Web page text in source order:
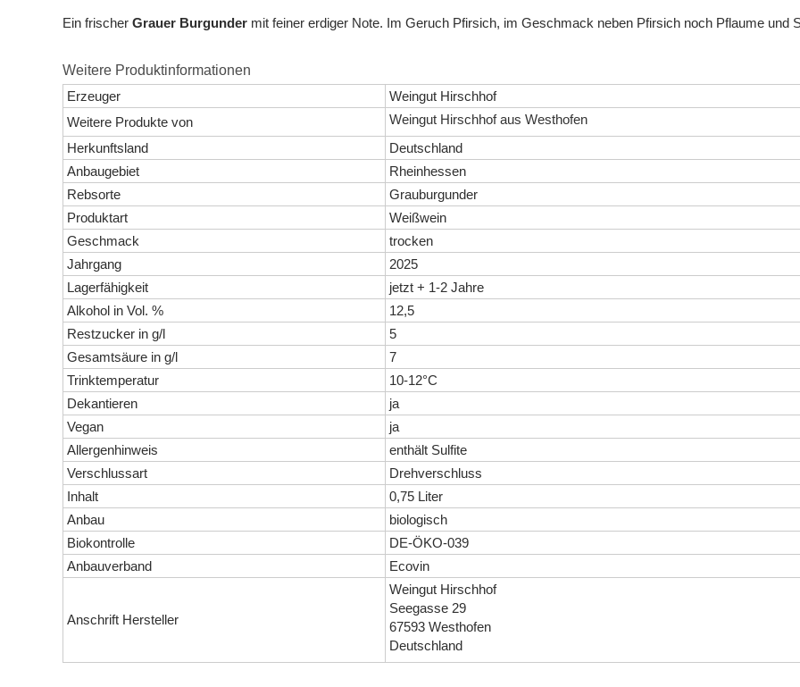
Ein frischer Grauer Burgunder mit feiner erdiger Note. Im Geruch Pfirsich, im Geschmack neben Pfirsich noch Pflaume und
Weitere Produktinformationen
Überschrift
1
Erzeuger
Weingut Hirschhof
Weitere Produkte von
Weingut Hirschhof aus Westhofen
Herkunftsland
Deutschland
Anbaugebiet
Rheinhessen
Rebsorte
Grauburgunder
Produktart
Weißwein
Geschmack
trocken
Jahrgang
2025
Lagerfähigkeit
jetzt + 1-2 Jahre
Alkohol in Vol. %
12,5
Restzucker in g/l
5
Gesamtsäure in g/l
7
Trinktemperatur
10-12°C
Dekantieren
ja
Vegan
ja
Allergenhinweis
enthält Sulfite
Verschlussart
Drehverschluss
Inhalt
0,75 Liter
Anbau
biologisch
Biokontrolle
DE-ÖKO-039
Anbauverband
Ecovin
Anschrift Hersteller
Weingut Hirschhof
Seegasse 29
67593 Westhofen
Deutschland